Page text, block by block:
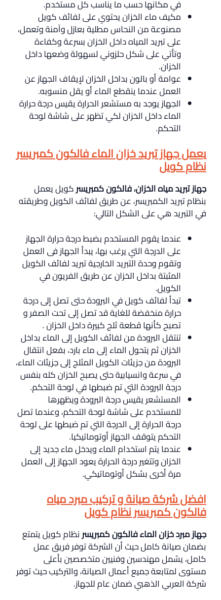
في مكانها حسب ما يناسب كل مستخدم.
مكيف ماء الخزان يحتوي على لفائف كويل
مصنوعة من النحاس مطلية بعازل وآمنة وتعمل،
على تبريد المياه داخل الخزان بسرعة وكفاءة
وتأتي على شكل حلزوني لسهولة وضعها داخل
الخزان.
عوامة أو بالون بداخل الخزان لإيقاف الجهاز عن
العمل عندما ينقطع الماء أو يقل منسوبه.
الجهاز يوجد به مستشعر الحرارة يقيس درجة حرارة
الماء داخل الخزان لكي تظهر على شاشة لوحة
التحكم.
يعمل جهاز تبريد خزان الماء فالكون كمبريسر
نظام كويل
جهاز تبريد مياه الخزان، فالكون كمبريسركويل يعمل
بنظام تبريد الكمبريسر، عن طريق لفائف الكويل وطريقته
في التبريد هي على الشكل التالي:
عندما يقوم المستخدم بضبط درجة حرارة الجهاز
على الدرجة التي يرغب بها، يبدأ الجهاز فى العمل
وتقوم وحدة التبريد الخارجية تبريد لفائف الكويل
المثبتة بداخل الخزان عن طريق الفريون في
الكويل.
تبدأ لفائف كويل في البرودة حتى تصل إلى درجة
حرارة منخفضة للغاية قد تصل إلى تحت الصفر و
تصبح كأنها قطعة ثلج كبيرة داخل الخزان .
تنتقل البرودة من لفائف الكويل إلى الماء بداخل
الخزان ثم يتحول الماء إلى ماء بارد، بفعل انتقال
البرودة من جزيئات الكويل المثلج إلى جزيئات الماء،
في سرعة وانسيابية حتى يصبح الخزان كله بنفس
درجة البرودة التي تم ضبطها في لوحة التحكم.
المستشعر يقيس درجة البرودة ويظهرها
للمستخدم على شاشة لوحة التحكم، وعندما تصل
درجة الحرارة إلى الدرجة التي تم ضبطها على لوحة
التحكم يتوقف الجهاز أوتوماتيكيا.
عندما يتم استخدام الماء ويدخل ماء جديد إلى
الخزان وتتغير درجة الحرارة يعود الجهاز إلى العمل
مرة أخرى بشكل أوتوماتيكي.
افضل شركة صيانة و تركيب مبرد مياه
فالكون كمبريسر نظام كويل
جهاز مبرد خزان الماء فالكون كمبريسرنظام كويل يتمتع
بضمان صيانة كامل حيث أن الشركة توفر فريق عمل
كامل، يشمل مهندسين وفنيين متخصصين بأعلى
مستوى لمتابعة جميع أعمال الصيانة، والتركيب حيث توفر
شركة العربي الذهبي ضمان عام للجهاز.